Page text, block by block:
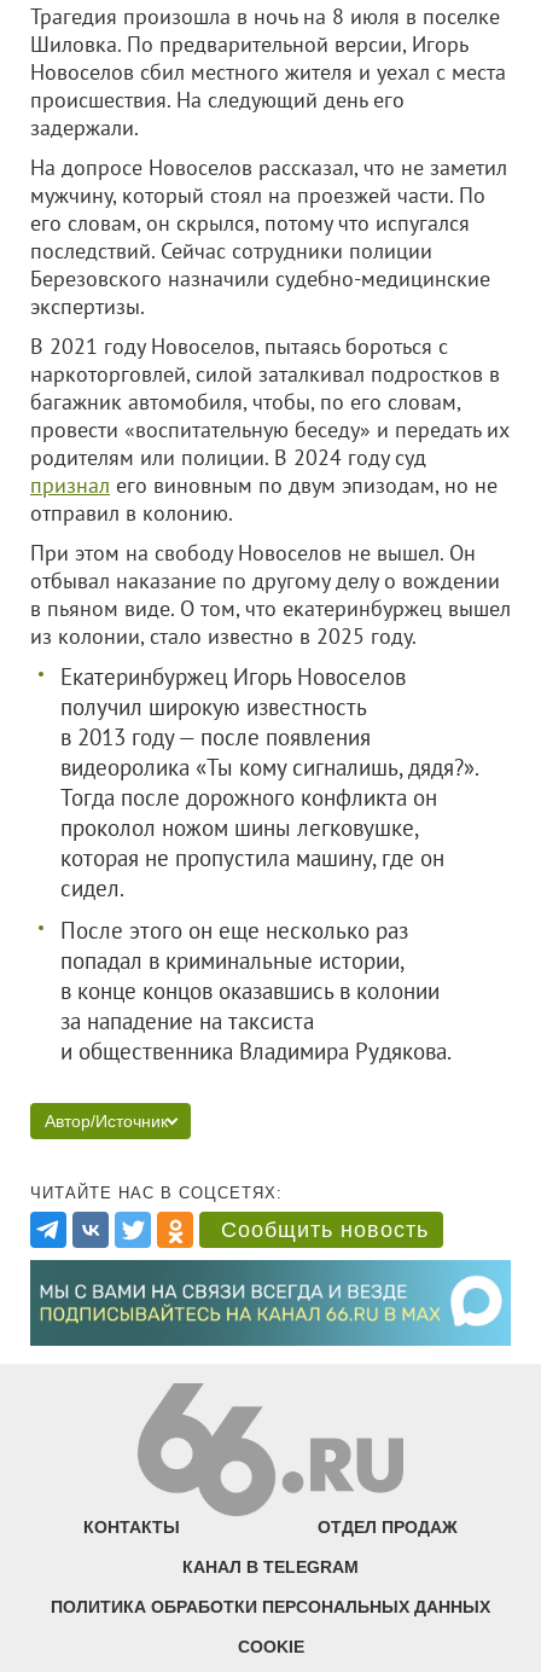
Трагедия произошла в ночь на 8 июля в поселке
Шиловка. По предварительной версии, Игорь
Новоселов сбил местного жителя и уехал с места
происшествия. На следующий день его
задержали.
На допросе Новоселов рассказал, что не заметил
мужчину, который стоял на проезжей части. По
его словам, он скрылся, потому что испугался
последствий. Сейчас сотрудники полиции
Березовского назначили судебно-медицинские
экспертизы.
В 2021 году Новоселов, пытаясь бороться с
наркоторговлей, силой заталкивал подростков в
багажник автомобиля, чтобы, по его словам,
провести «воспитательную беседу» и передать их
родителям или полиции. В 2024 году суд
признал его виновным по двум эпизодам, но не
отправил в колонию.
При этом на свободу Новоселов не вышел. Он
отбывал наказание по другому делу о вождении
в пьяном виде. О том, что екатеринбуржец вышел
из колонии, стало известно в 2025 году.
Екатеринбуржец Игорь Новоселов
получил широкую известность
в 2013 году — после появления
видеоролика «Ты кому сигналишь, дядя?».
Тогда после дорожного конфликта он
проколол ножом шины легковушке,
которая не пропустила машину, где он
сидел.
После этого он еще несколько раз
попадал в криминальные истории,
в конце концов оказавшись в колонии
за нападение на таксиста
и общественника Владимира Рудякова.
Автор/Источник
ЧИТАЙТЕ НАС В СОЦСЕТЯХ:
Сообщить новость
КОНТАКТЫ ОТДЕЛ ПРОДАЖ
КАНАЛ В TELEGRAM
ПОЛИТИКА ОБРАБОТКИ ПЕРСОНАЛЬНЫХ ДАННЫХ
COOKIE